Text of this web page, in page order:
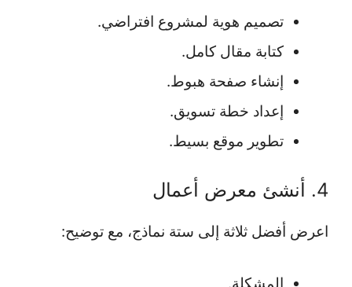
تصميم هوية لمشروع افتراضي.
كتابة مقال كامل.
إنشاء صفحة هبوط.
إعداد خطة تسويق.
تطوير موقع بسيط.
4. أنشئ معرض أعمال
اعرض أفضل ثلاثة إلى ستة نماذج، مع توضيح: